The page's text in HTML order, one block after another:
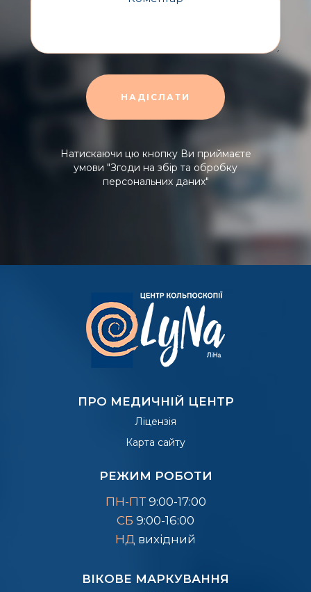
Натискаючи цю кнопку Ви приймаєте
умови "Згоди на збір та обробку
персональних даних"
ПРО МЕДИЧНІЙ ЦЕНТР
Ліцензія
Карта сайту
РЕЖИМ РОБОТИ
ПН-ПТ 9:00-17:00
СБ 9:00-16:00
НД вихідний
ВІКОВЕ МАРКУВАННЯ